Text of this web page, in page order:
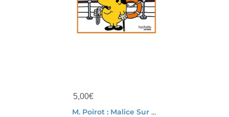
5,00€
M. Poirot : Malice Sur Le Nil